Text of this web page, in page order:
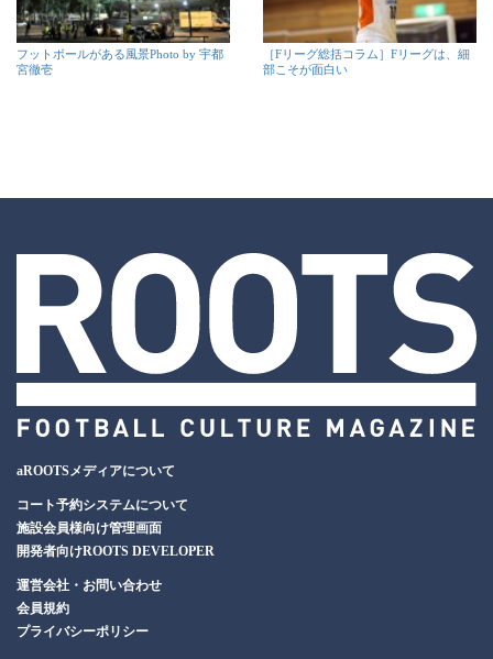
フットボールがある風景Photo by 宇都
宮徹壱
［Fリーグ総括コラム］Fリーグは、細
部こそが面白い
aROOTSメディアについて
コート予約システムについて
施設会員様向け管理画面
開発者向けROOTS DEVELOPER
運営会社・お問い合わせ
会員規約
プライバシーポリシー